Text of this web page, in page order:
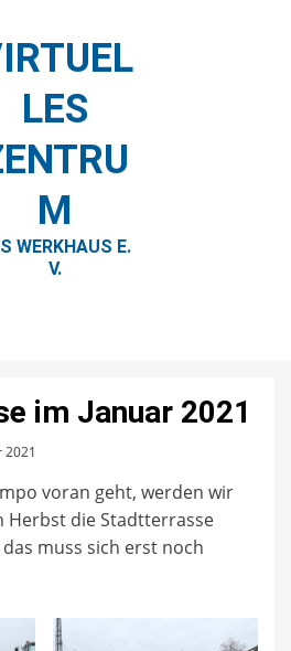
LES
M
WERKHAUS E.
V.
im Januar 2021
2021
voran geht, werden wir
Herbst die Stadtterrasse
muss sich erst noch